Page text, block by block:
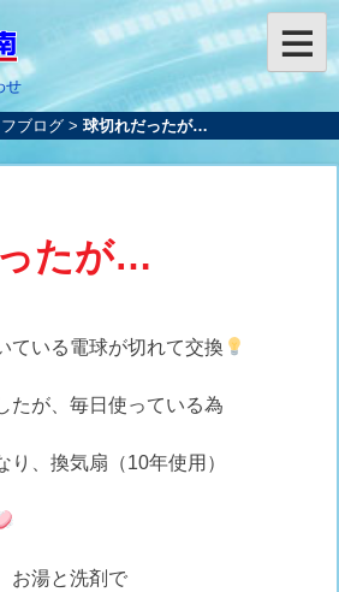
せ
ブログ > 球切れだったが…
たが…
ている電球が切れて交換
たが、毎日使っている為
り、換気扇（10年使用）
お湯と洗剤で